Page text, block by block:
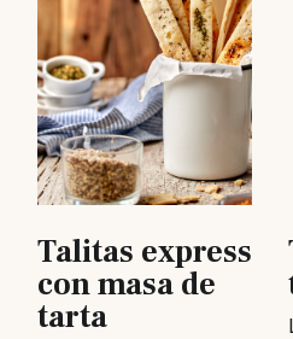
Talitas express
con masa de
tarta